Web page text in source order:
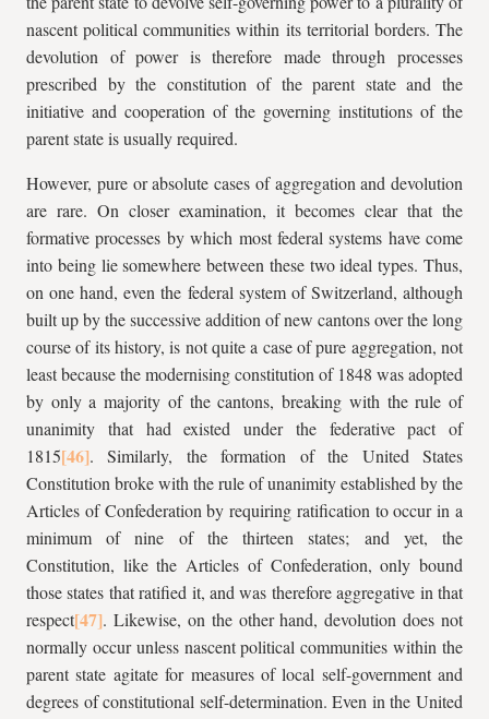
nascent political communities within its territorial borders. The
devolution of power is therefore made through processes
prescribed by the constitution of the parent state and the
initiative and cooperation of the governing institutions of the
parent state is usually required.
However, pure or absolute cases of aggregation and devolution
are rare. On closer examination, it becomes clear that the
formative processes by which most federal systems have come
into being lie somewhere between these two ideal types. Thus,
on one hand, even the federal system of Switzerland, although
built up by the successive addition of new cantons over the long
course of its history, is not quite a case of pure aggregation, not
least because the modernising constitution of 1848 was adopted
by only a majority of the cantons, breaking with the rule of
unanimity that had existed under the federative pact of
1815
. Similarly, the formation of the United States
Constitution broke with the rule of unanimity established by the
Articles of Confederation by requiring ratification to occur in a
minimum of nine of the thirteen states; and yet, the
Constitution, like the Articles of Confederation, only bound
those states that ratified it, and was therefore aggregative in that
respect
. Likewise, on the other hand, devolution does not
normally occur unless nascent political communities within the
parent state agitate for measures of local self-government and
degrees of constitutional self-determination. Even in the United